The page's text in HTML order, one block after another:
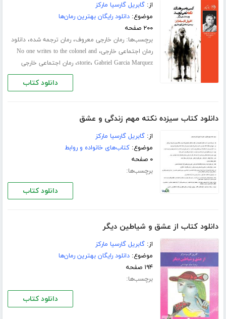
از:گابریل گارسیا مارکز
موضوع:دانلود رایگان بهترین رمان‌ها
۲۰۰ صفحه
برچسب‌ها:رمان خارجی معروف،رمان ترجمه شده،دانلود
رمان اجتماعی خارجی،No one writes to the colonel and
storie، Gabriel Garcia Marquez ،رمان اجتماعی خارجی
دانلود کتاب
دانلود کتاب سیزده نکته مهم زندگی و عشق
از:گابریل گارسیا مارکز
موضوع:کتاب‌های خانواده و روابط
۰ صفحه
برچسب‌ها:
دانلود کتاب
دانلود کتاب از عشق و شیاطین دیگر
از:گابریل گارسیا مارکز
موضوع:دانلود رایگان بهترین رمان‌ها
۱۹۴ صفحه
برچسب‌ها:
دانلود کتاب